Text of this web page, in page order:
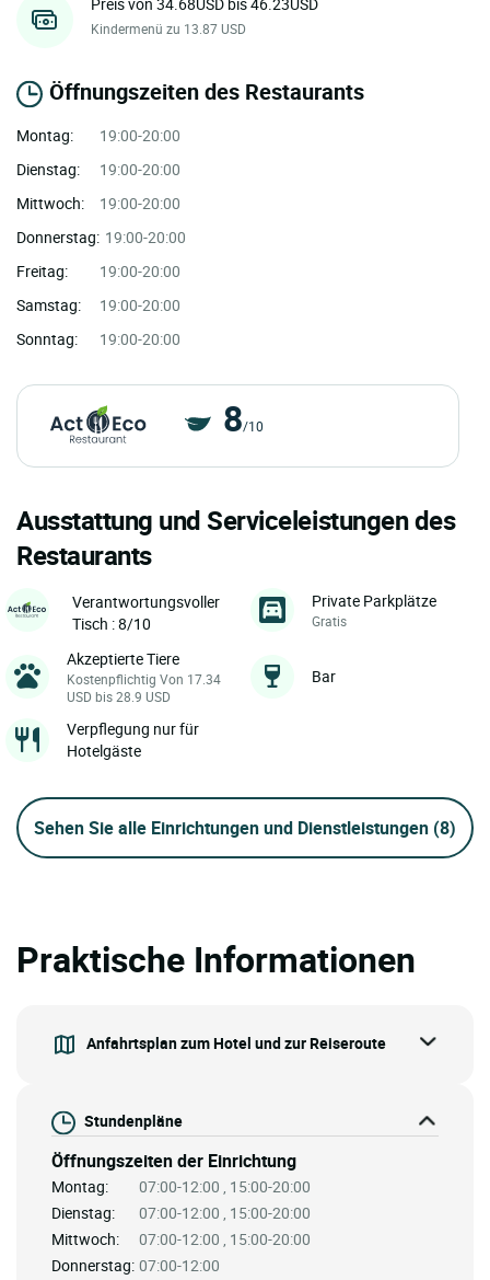
Kindermenü zu 13.87 USD
Öffnungszeiten des Restaurants
Montag:
19:00-20:00
Dienstag:
19:00-20:00
Mittwoch:
19:00-20:00
Donnerstag: 19:00-20:00
Freitag:
19:00-20:00
Samstag:
19:00-20:00
Sonntag:
19:00-20:00
8/10
Ausstattung und Serviceleistungen des
Restaurants
Verantwortungsvoller
Tisch : 8/10
Private Parkplätze
Gratis
Akzeptierte Tiere
Kostenpflichtig Von 17.34
USD bis 28.9 USD
Bar
Verpflegung nur für
Hotelgäste
Sehen Sie alle Einrichtungen und Dienstleistungen (8)
Praktische Informationen
Anfahrtsplan zum Hotel und zur Reiseroute
Stundenpläne
Öffnungszeiten der Einrichtung
Montag:
07:00-12:00 , 15:00-20:00
Dienstag:
07:00-12:00 , 15:00-20:00
Mittwoch:
07:00-12:00 , 15:00-20:00
Donnerstag: 07:00-12:00